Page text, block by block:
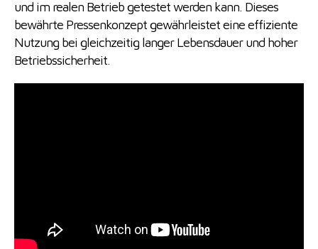
und im realen Betrieb getestet werden kann. Dieses
bewährte Pressenkonzept gewährleistet eine effiziente
Nutzung bei gleichzeitig langer Lebensdauer und hoher
Betriebssicherheit.